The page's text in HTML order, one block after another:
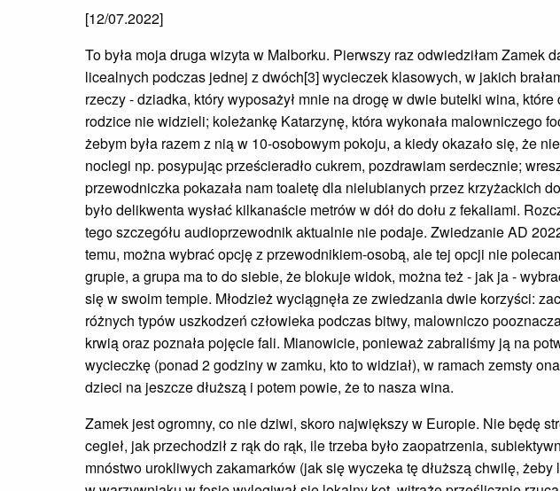
[12/07.2022]
To była moja druga wizyta w Malborku. Pierwszy raz odwiedziłam Zamek
licealnych podczas jednej z dwóch[3] wycieczek klasowych, w jakich
rzeczy - dziadka, który wyposażył mnie na drogę w dwie butelki wina, które
rodzice nie widzieli; koleżankę Katarzynę, która wykonała malowniczego
żebym była razem z nią w 10-osobowym pokoju, a kiedy okazało się, że
noclegi np. posypując prześcieradło cukrem, pozdrawiam serdecznie;
przewodniczka pokazała nam toaletę dla nielubianych przez krzyżackich
było delikwenta wysłać kilkanaście metrów w dół do dołu z fekaliami.
tego szczegółu audioprzewodnik aktualnie nie podaje. Zwiedzanie AD
temu, można wybrać opcję z przewodnikiem-osobą, ale tej opcji nie
grupie, a grupa ma to do siebie, że blokuje widok, można też - jak ja -
się w swoim tempie. Młodzież wyciągnęła ze zwiedzania dwie korzyści:
różnych typów uszkodzeń człowieka podczas bitwy, malowniczo
krwią oraz poznała pojęcie fali. Mianowicie, ponieważ zabraliśmy ją na
wycieczkę (ponad 2 godziny w zamku, kto to widział), w ramach zemsty
dzieci na jeszcze dłuższą i potem powie, że to nasza wina.
Zamek jest ogromny, co nie dziwi, skoro największy w Europie. Nie będę
cegieł, jak przechodził z rąk do rąk, ile trzeba było zaopatrzenia,
mnóstwo urokliwych zakamarków (jak się wyczeka tę dłuższą chwilę, żeby